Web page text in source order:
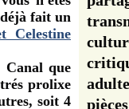
fait un
Celestine
Canal que
prolixe
soit 4